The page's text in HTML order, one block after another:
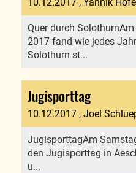
Quer durch
2017 fand wie jedes
Solothurn st...
Jugisporttag
10.12.2017 , Joel
JugisporttagAm
den Jugisporttag in
u...